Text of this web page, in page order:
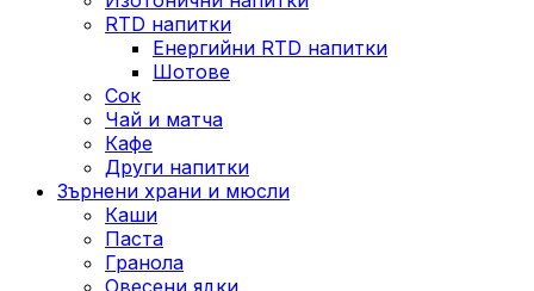
RTD напитки
Енергийни RTD напитки
Шотове
Сок
Чай и матча
Кафе
Други напитки
Зърнени храни и мюсли
Каши
Паста
Гранола
Овесени ядки